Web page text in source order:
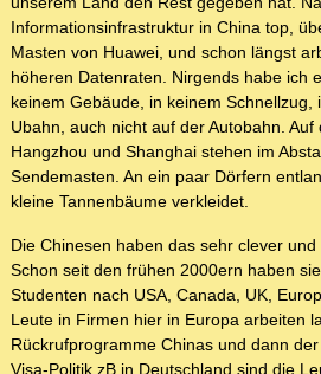
Informationsinfrastruktur in China top,
Masten von Huawei, und schon längst
höheren Datenraten. Nirgends habe ich
keinem Gebäude, in keinem Schnellzug,
Ubahn, auch nicht auf der Autobahn.
Hangzhou und Shanghai stehen im
Sendemasten. An ein paar Dörfern
kleine Tannenbäume verkleidet.
Die Chinesen haben das sehr clever
Schon seit den frühen 2000ern haben
Studenten nach USA, Canada, UK,
Leute in Firmen hier in Europa arbeiten
Rückrufprogramme Chinas und dann
Visa-Politik zB in Deutschland sind die